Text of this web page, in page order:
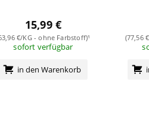
15,99 €
€/KG - ohne Farbstoff)¹
sofort verfügbar
in den Warenkorb
(77,56